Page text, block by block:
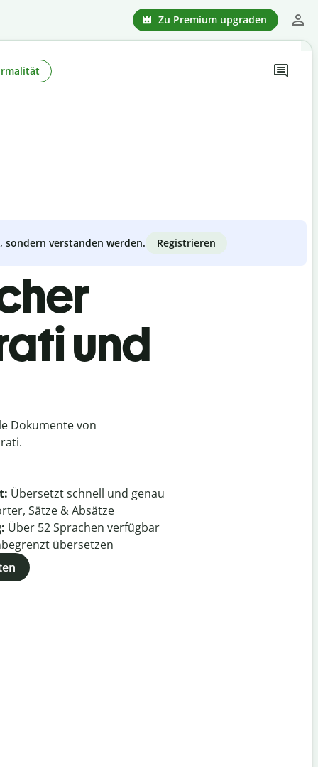
Zu Premium upgraden
verstanden werden. Registrieren
und
Dokumente von
Übersetzt schnell und genau
Sätze & Absätze
Über 52Sprachen verfügbar
übersetzen